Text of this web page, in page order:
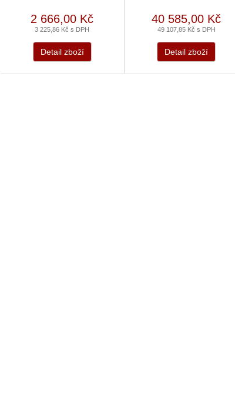
2 666,00 Kč
3 225,86 Kč s DPH
Detail zboží
40 585,00 Kč
49 107,85 Kč s DPH
Detail zboží